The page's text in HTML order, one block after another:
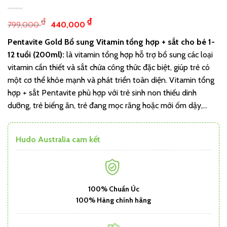
799,000₫ 440,000 ₫
Pentavite Gold Bổ sung Vitamin tổng hợp + sắt cho bé 1-
12 tuổi (200ml): là vitamin tổng hợp hỗ trợ bổ sung các loại
vitamin cần thiết và sắt chứa công thức đặc biệt, giúp trẻ có
một cơ thể khỏe mạnh và phát triển toàn diện. Vitamin tổng
hợp + sắt Pentavite phù hợp với trẻ sinh non thiếu dinh
dưỡng, trẻ biếng ăn, trẻ đang mọc răng hoặc mới ốm dậy,…
Hudo Australia cam kết
100% Chuẩn Úc
100% Hàng chính hãng